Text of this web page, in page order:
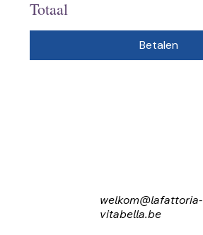
Totaal
Betalen
welkom@lafattoria-
vitabella.be